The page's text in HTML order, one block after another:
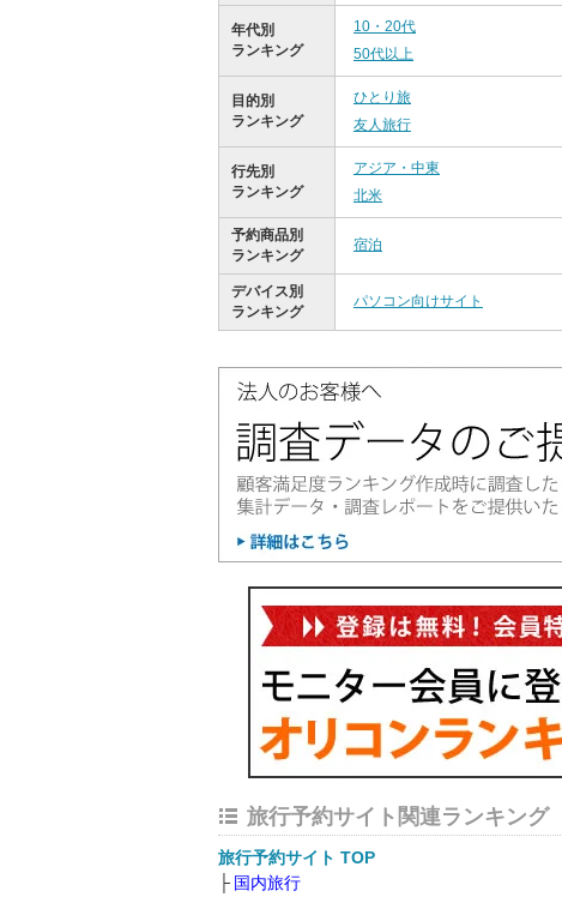
年代別
ランキング
10・20代
50代以上
目的別
ランキング
ひとり旅
友人旅行
行先別
ランキング
アジア・中東
北米
予約商品別
ランキング
宿泊
デバイス別
ランキング
パソコン向けサイト
旅行予約サイト関連ランキング
旅行予約サイト TOP
国内旅行